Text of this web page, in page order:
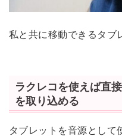
私と共に移動できるタブ
ラクレコを使えば直
を取り込める
タブレットを音源として